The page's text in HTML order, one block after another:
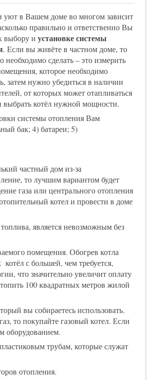
уют в Вашем доме во многом зависит
правильно и ответственно Вы
выбору и установке системы
. Если вы живёте в частном доме, то
необходимо сделать – это измерить
которое необходимо
затем нужно убедиться в наличии
от которых может отапливаться
котёл нужной мощности.
системы отопления Вам
бак; 4) батареи; 5)
частный дом из-за
то лучшим вариантом будет
газа или центрального отопления
котел и провести в доме
является невозможным без
помещения. Обогрев котла
с большей, чем требуется,
что значительно увеличит оплату
100 квадратных метров жилой
вы собираетесь использовать.
то покупайте газовый котел. Если
оборудованием.
трубам, которые служат
отопления.